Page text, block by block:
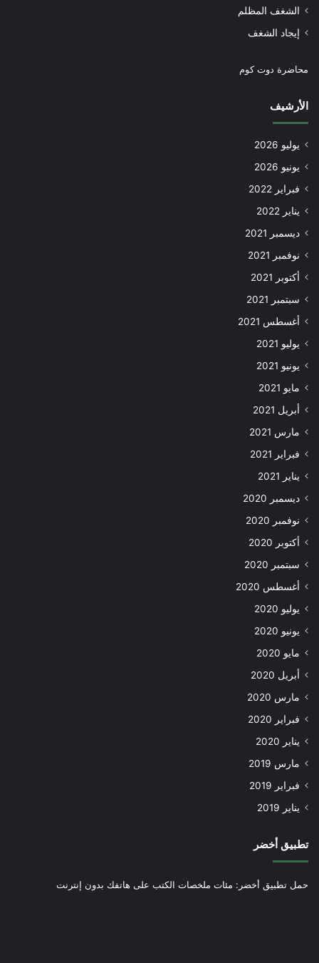
الشغف المظلم
إيجاد الشغف
محاضرة دوت كوم
الأرشيف
يوليو 2026
يونيو 2026
فبراير 2022
يناير 2022
ديسمبر 2021
نوفمبر 2021
أكتوبر 2021
سبتمبر 2021
أغسطس 2021
يوليو 2021
يونيو 2021
مايو 2021
أبريل 2021
مارس 2021
فبراير 2021
يناير 2021
ديسمبر 2020
نوفمبر 2020
أكتوبر 2020
سبتمبر 2020
أغسطس 2020
يوليو 2020
يونيو 2020
مايو 2020
أبريل 2020
مارس 2020
فبراير 2020
يناير 2020
مارس 2019
فبراير 2019
يناير 2019
تطبيق أخضر
حمل تطبيق أخضر: مئات ملخصات الكتب على هاتفك بدون إنترنت